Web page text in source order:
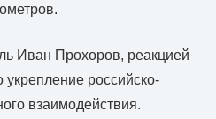
Иван Прохоров, реакцией
российско-
взаимодействия.